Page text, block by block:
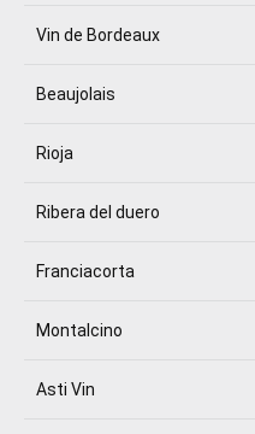
Vin de Bordeaux
Beaujolais
Rioja
Ribera del duero
Franciacorta
Montalcino
Asti Vin